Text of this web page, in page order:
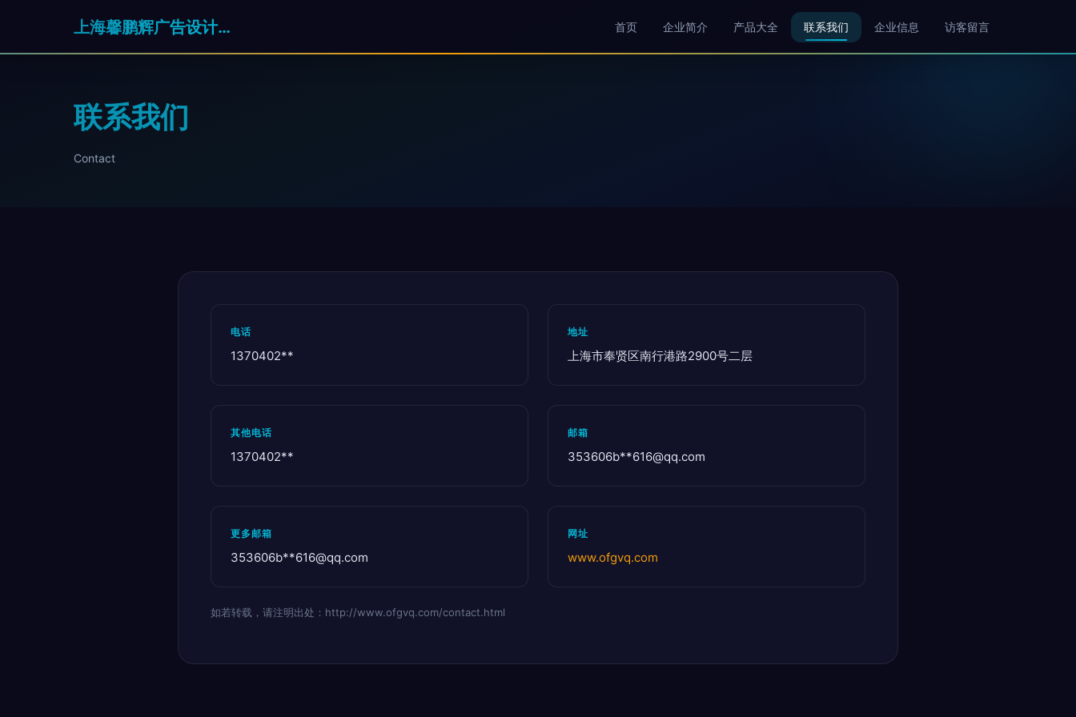
上海馨鹏辉广告设计有限公司 首页 企业简介 产品大全 联系我们 企业信息 访客留言
联系我们
Contact
电话
1370402**
地址
上海市奉贤区南行港路2900号二层
其他电话
1370402**
邮箱
353606b**616@qq.com
更多邮箱
353606b**616@qq.com
网址
www.ofgvq.com
如若转载，请注明出处：http://www.ofgvq.com/contact.html